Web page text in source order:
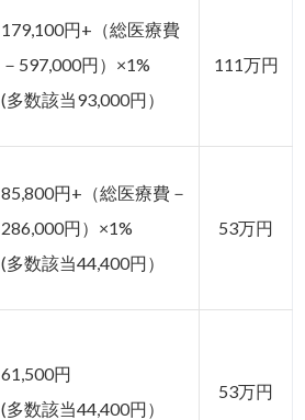
179,100円+（総医療費
－597,000円）×1%
(多数該当93,000円）
111万円
85,800円+（総医療費－
286,000円）×1%
(多数該当44,400円）
53万円
61,500円
(多数該当44,400円）
53万円